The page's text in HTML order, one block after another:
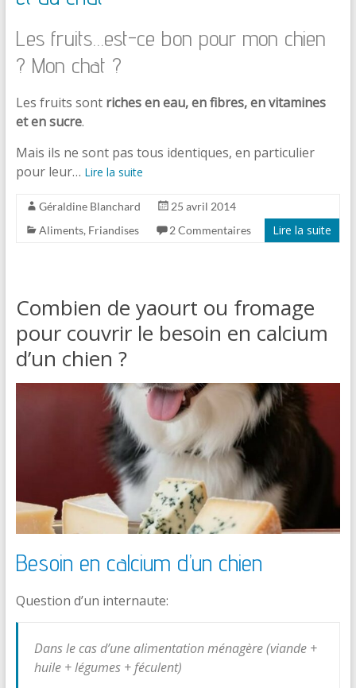
Les fruits…est-ce bon pour mon chien
? Mon chat ?
Les fruits sont riches en eau, en fibres, en vitamines
et en sucre.
Mais ils ne sont pas tous identiques, en particulier
pour leur… Lire la suite
Géraldine Blanchard
25 avril 2014
Aliments, Friandises 2 Commentaires Lire la suite
Combien de yaourt ou fromage
pour couvrir le besoin en calcium
d’un chien ?
Besoin en calcium d’un chien
Question d’un internaute:
Dans le cas d’une alimentation ménagère (viande +
huile + légumes + féculent)